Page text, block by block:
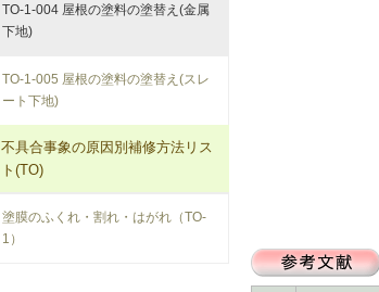
W-1-511 （防水床バルコニーの）防
水紙、防水テープの再施工
W-1-512 防水層および水切り部シー
リングの再施工
W-1-513 ドレンまわりの再施工
W-3-502 熱橋部の断熱処理
W-3-601 断熱性能の高いサッシに交
W-3-602 床下防湿処置
TO-1-004 屋根の塗料の塗替え(金属
下地)
TO-1-005 屋根の塗料の塗替え(スレ
ート下地)
不具合事象の原因別補修方法リス
ト(TO)
塗膜のふくれ・割れ・はがれ（TO-
1）